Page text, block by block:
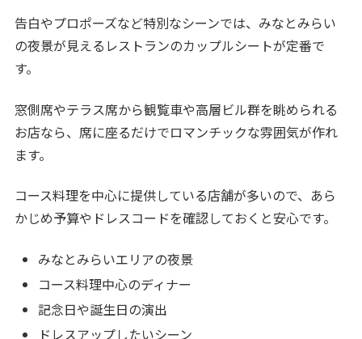
告白やプロポーズなど特別なシーンでは、みなとみらい
の夜景が見えるレストランのカップルシートが定番で
す。
窓側席やテラス席から観覧車や高層ビル群を眺められる
お店なら、席に座るだけでロマンチックな雰囲気が作れ
ます。
コース料理を中心に提供している店舗が多いので、あら
かじめ予算やドレスコードを確認しておくと安心です。
みなとみらいエリアの夜景
コース料理中心のディナー
記念日や誕生日の演出
ドレスアップしたいシーン